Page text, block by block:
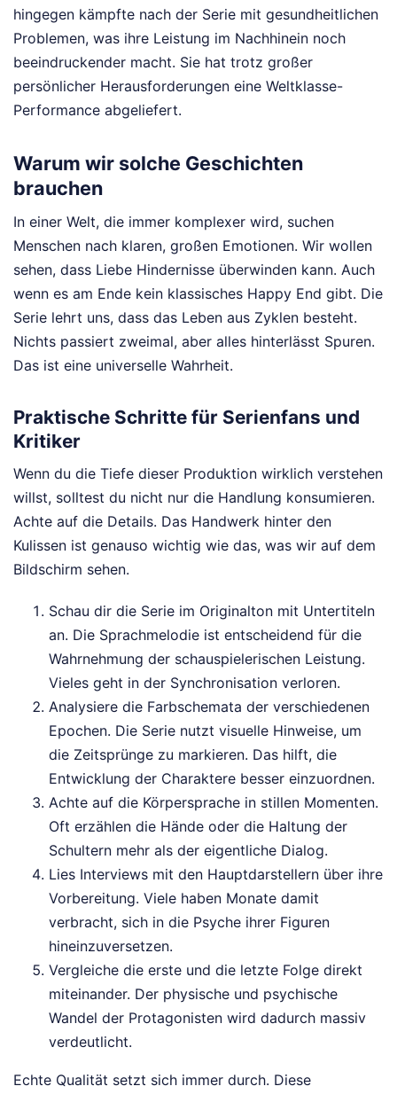
hingegen kämpfte nach der Serie mit gesundheitlichen
Problemen, was ihre Leistung im Nachhinein noch
beeindruckender macht. Sie hat trotz großer
persönlicher Herausforderungen eine Weltklasse-
Performance abgeliefert.
Warum wir solche Geschichten
brauchen
In einer Welt, die immer komplexer wird, suchen
Menschen nach klaren, großen Emotionen. Wir wollen
sehen, dass Liebe Hindernisse überwinden kann. Auch
wenn es am Ende kein klassisches Happy End gibt. Die
Serie lehrt uns, dass das Leben aus Zyklen besteht.
Nichts passiert zweimal, aber alles hinterlässt Spuren.
Das ist eine universelle Wahrheit.
Praktische Schritte für Serienfans und
Kritiker
Wenn du die Tiefe dieser Produktion wirklich verstehen
willst, solltest du nicht nur die Handlung konsumieren.
Achte auf die Details. Das Handwerk hinter den
Kulissen ist genauso wichtig wie das, was wir auf dem
Bildschirm sehen.
Schau dir die Serie im Originalton mit Untertiteln
an. Die Sprachmelodie ist entscheidend für die
Wahrnehmung der schauspielerischen Leistung.
Vieles geht in der Synchronisation verloren.
Analysiere die Farbschemata der verschiedenen
Epochen. Die Serie nutzt visuelle Hinweise, um
die Zeitsprünge zu markieren. Das hilft, die
Entwicklung der Charaktere besser einzuordnen.
Achte auf die Körpersprache in stillen Momenten.
Oft erzählen die Hände oder die Haltung der
Schultern mehr als der eigentliche Dialog.
Lies Interviews mit den Hauptdarstellern über ihre
Vorbereitung. Viele haben Monate damit
verbracht, sich in die Psyche ihrer Figuren
hineinzuversetzen.
Vergleiche die erste und die letzte Folge direkt
miteinander. Der physische und psychische
Wandel der Protagonisten wird dadurch massiv
verdeutlicht.
Echte Qualität setzt sich immer durch. Diese